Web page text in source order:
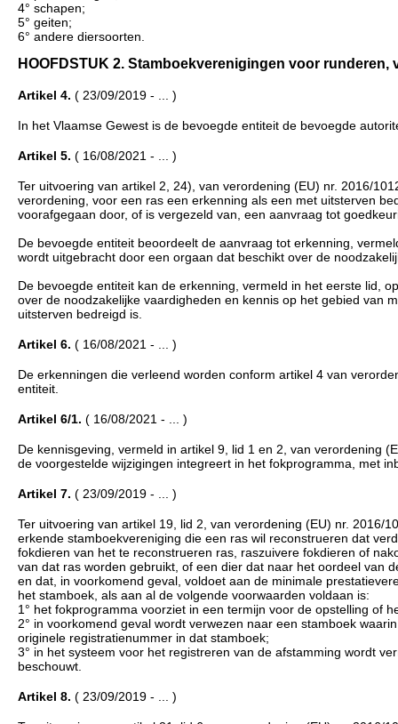
4° schapen;
5° geiten;
6° andere diersoorten.
HOOFDSTUK 2. Stamboekverenigingen voor
Artikel 4. ( 23/09/2019 - ... )
In het Vlaamse Gewest is de bevoegde entiteit de bevoegde
Artikel 5. ( 16/08/2021 - ... )
Ter uitvoering van artikel 2, 24), van verordening (EU) nr. 2016/
verordening, voor een ras een erkenning als een met uitsterven
voorafgegaan door, of is vergezeld van, een aanvraag tot
De bevoegde entiteit beoordeelt de aanvraag tot erkenning,
wordt uitgebracht door een orgaan dat beschikt over de
De bevoegde entiteit kan de erkenning, vermeld in het eerste lid,
over de noodzakelijke vaardigheden en kennis op het gebied van
uitsterven bedreigd is.
Artikel 6. ( 16/08/2021 - ... )
De erkenningen die verleend worden conform artikel 4 van
entiteit.
Artikel 6/1. ( 16/08/2021 - ... )
De kennisgeving, vermeld in artikel 9, lid 1 en 2, van verordening
de voorgestelde wijzigingen integreert in het fokprogramma, met
Artikel 7. ( 23/09/2019 - ... )
Ter uitvoering van artikel 19, lid 2, van verordening (EU) nr. 2016/
erkende stamboekvereniging die een ras wil reconstrueren dat
fokdieren van het te reconstrueren ras, raszuivere fokdieren of
van dat ras worden gebruikt, of een dier dat naar het oordeel van
en dat, in voorkomend geval, voldoet aan de minimale
het stamboek, als aan al de volgende voorwaarden voldaan is:
1° het fokprogramma voorziet in een termijn voor de opstelling of
2° in voorkomend geval wordt verwezen naar een stamboek
originele registratienummer in dat stamboek;
3° in het systeem voor het registreren van de afstamming wordt
beschouwt.
Artikel 8. ( 23/09/2019 - ... )